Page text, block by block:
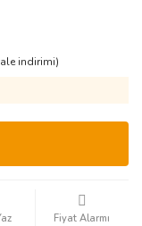
indirimi)
Fiyat Alarmı